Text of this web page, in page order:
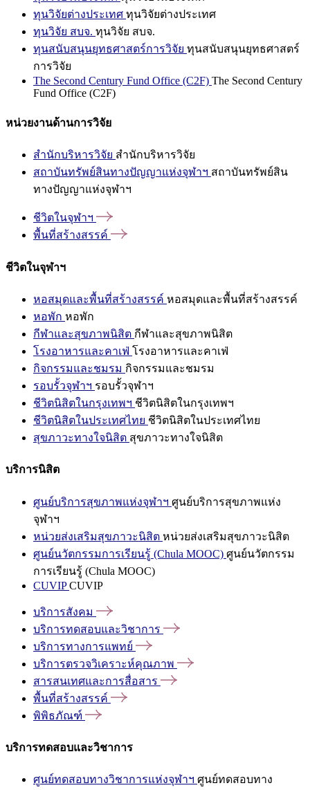
ทุนวิจัยต่างประเทศ ทุนวิจัยต่างประเทศ
ทุนวิจัย สบจ. ทุนวิจัย สบจ.
ทุนสนับสนุนยุทธศาสตร์การวิจัย ทุนสนับสนุนยุทธศาสตร์
การวิจัย
The Second Century Fund Office (C2F) The Second Century
Fund Office (C2F)
หน่วยงานด้านการวิจัย
สำนักบริหารวิจัย สำนักบริหารวิจัย
สถาบันทรัพย์สินทางปัญญาแห่งจุฬาฯ สถาบันทรัพย์สิน
ทางปัญญาแห่งจุฬาฯ
ชีวิตในจุฬาฯ
พื้นที่สร้างสรรค์
ชีวิตในจุฬาฯ
หอสมุดและพื้นที่สร้างสรรค์ หอสมุดและพื้นที่สร้างสรรค์
หอพัก หอพัก
กีฬาและสุขภาพนิสิต กีฬาและสุขภาพนิสิต
โรงอาหารและคาเฟ่ โรงอาหารและคาเฟ่
กิจกรรมและชมรม กิจกรรมและชมรม
รอบรั้วจุฬาฯ รอบรั้วจุฬาฯ
ชีวิตนิสิตในกรุงเทพฯ ชีวิตนิสิตในกรุงเทพฯ
ชีวิตนิสิตในประเทศไทย ชีวิตนิสิตในประเทศไทย
สุขภาวะทางใจนิสิต สุขภาวะทางใจนิสิต
บริการนิสิต
ศูนย์บริการสุขภาพแห่งจุฬาฯ ศูนย์บริการสุขภาพแห่ง
จุฬาฯ
หน่วยส่งเสริมสุขภาวะนิสิต หน่วยส่งเสริมสุขภาวะนิสิต
ศูนย์นวัตกรรมการเรียนรู้ (Chula MOOC) ศูนย์นวัตกรรม
การเรียนรู้ (Chula MOOC)
CUVIPCUVIP
บริการสังคม
บริการทดสอบและวิชาการ
บริการทางการแพทย์
บริการตรวจวิเคราะห์คุณภาพ
สารสนเทศและการสื่อสาร
พื้นที่สร้างสรรค์
พิพิธภัณฑ์
บริการทดสอบและวิชาการ
ศูนย์ทดสอบทางวิชาการแห่งจุฬาฯ ศูนย์ทดสอบทาง